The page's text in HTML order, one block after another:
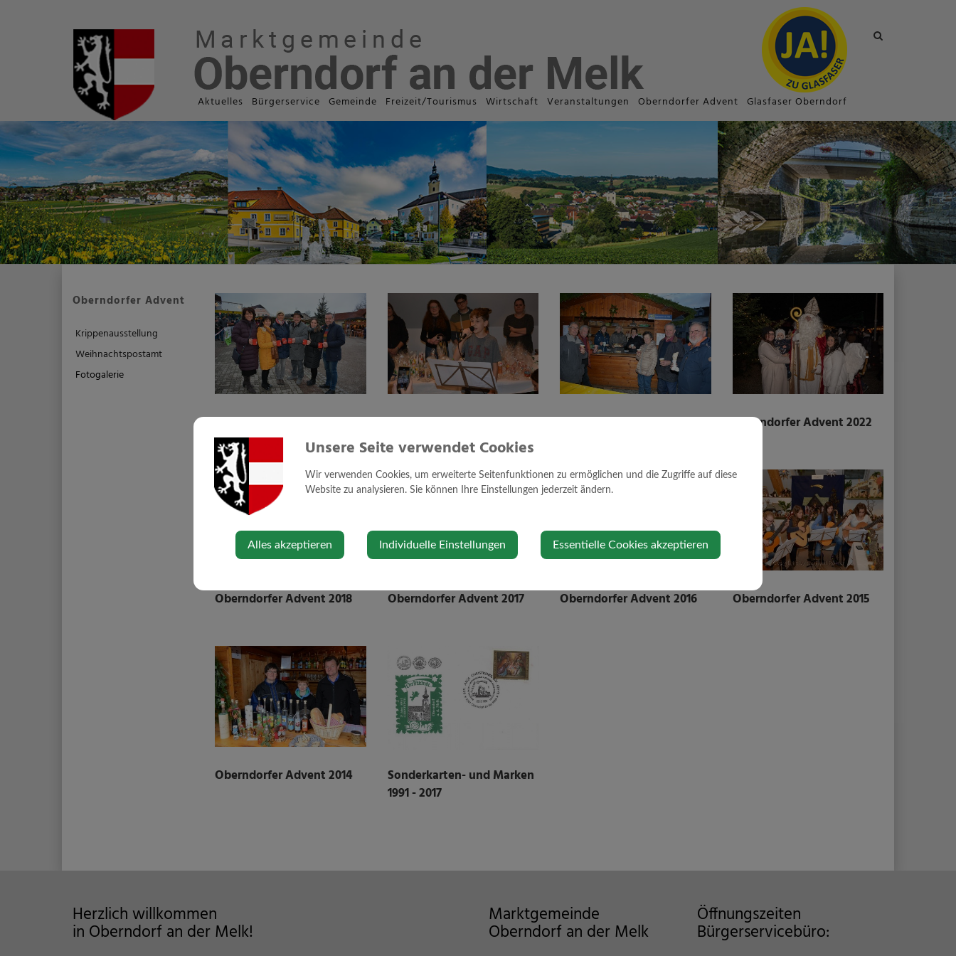
Site
Aktuelles Bürgerservice Gemeinde Freizeit/Tourismus Wirtschaft Veranstaltungen Oberndorfer Advent Glasfaser Oberndorf
Oberndorfer Advent 2025 Oberndorfer Advent 2024 Oberndorfer Advent 2023 Oberndorfer Advent 2022
Oberndorfer Advent 2018 Oberndorfer Advent 2017 Oberndorfer Advent 2016 Oberndorfer Advent 2015
Oberndorfer Advent 2014
Sonderkarten- und Marken
1991 - 2017
Oberndorfer Advent
Krippenausstellung
Weihnachtspostamt
Fotogalerie
Herzlich willkommen
in Oberndorf an der Melk!
Marktgemeinde
Oberndorf an der Melk
Öffnungszeiten
Bürgerservicebüro:
Unsere Seite verwendet Cookies
Wir verwenden Cookies, um erweiterte Seitenfunktionen zu ermöglichen und die Zugriffe auf diese
Website zu analysieren. Sie können Ihre Einstellungen jederzeit ändern.
Alles akzeptieren Individuelle Einstellungen Essentielle Cookies akzeptieren